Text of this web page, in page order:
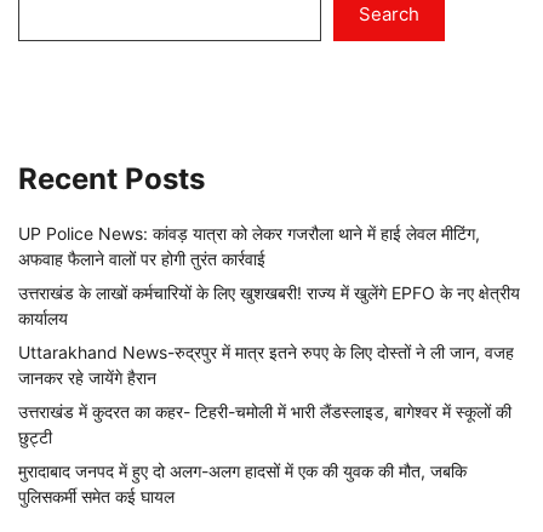
Search
Recent Posts
UP Police News: कांवड़ यात्रा को लेकर गजरौला थाने में हाई लेवल मीटिंग,
अफवाह फैलाने वालों पर होगी तुरंत कार्रवाई
उत्तराखंड के लाखों कर्मचारियों के लिए खुशखबरी! राज्य में खुलेंगे EPFO के नए क्षेत्रीय
कार्यालय
Uttarakhand News-रुद्रपुर में मात्र इतने रुपए के लिए दोस्तों ने ली जान, वजह
जानकर रहे जायेंगे हैरान
उत्तराखंड में कुदरत का कहर- टिहरी-चमोली में भारी लैंडस्लाइड, बागेश्वर में स्कूलों की
छुट्टी
मुरादाबाद जनपद में हुए दो अलग-अलग हादसों में एक की युवक की मौत, जबकि
पुलिसकर्मी समेत कई घायल